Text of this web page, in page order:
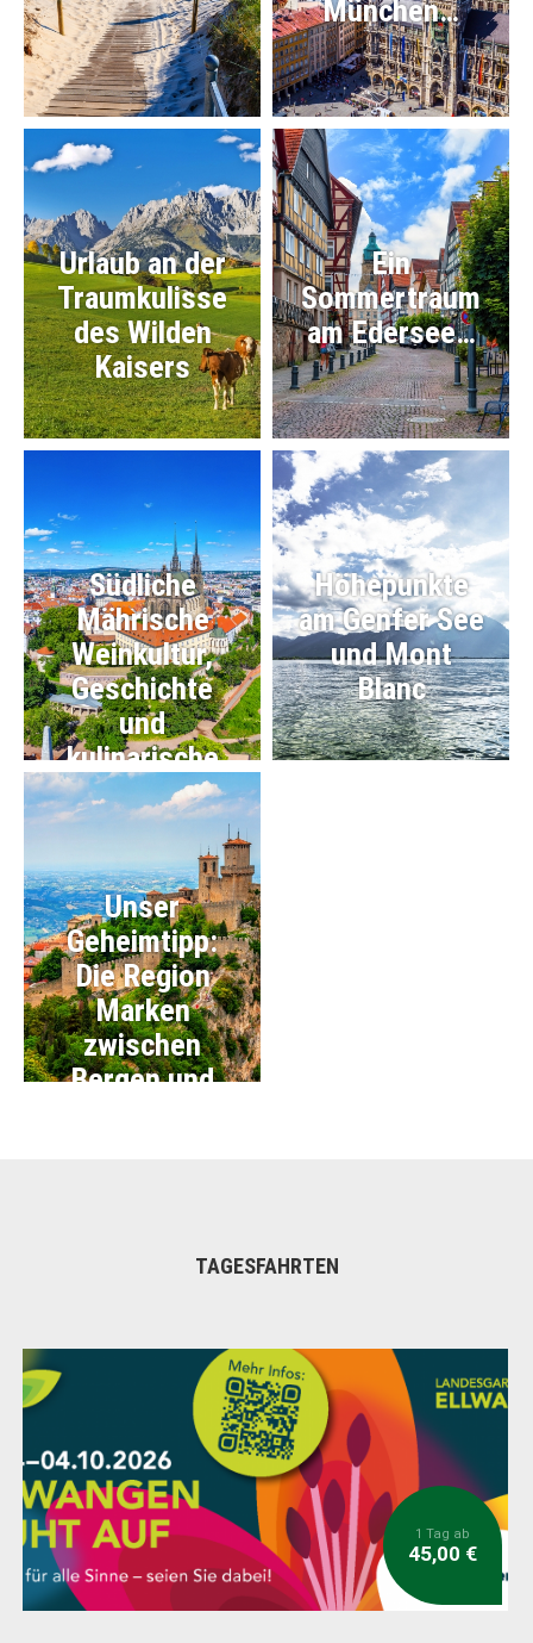
München…
Urlaub an der
Traumkulisse
des Wilden
Kaisers
Ein
Sommertraum
am Edersee…
Südliche
Mährische
Weinkultur,
Geschichte
und
kulinarische
Vielfalt
entdecken
Höhepunkte
am Genfer See
und Mont
Blanc
Unser
Geheimtipp:
Die Region
Marken
zwischen
Bergen und
TAGESFAHRTEN
1 Tag ab
45,00 €